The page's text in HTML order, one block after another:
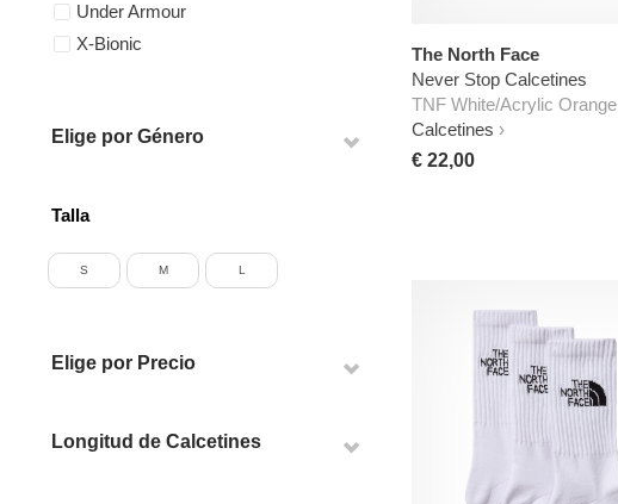
Under Armour
X-Bionic
Elige por Género
Talla
S M L
Elige por Precio
Longitud de Calcetines
The North Face
Never Stop Calcetines
TNF White/Acrylic Orange
Calcetines
€ 22,00